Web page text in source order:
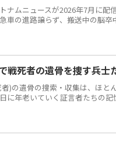
ナムニュースが2026年7月に
車の進路譲らず、搬送中の脳卒
戦死者の遺骨を捜す兵士
)の遺骨の捜索・収集は、ほと
に年老いていく証言者たちの